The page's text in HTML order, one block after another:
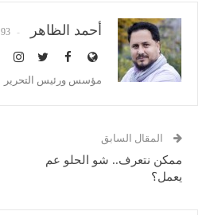
أحمد الظاهر 93 المقالات
مؤسس ورئيس التحرير
المقال السابق
ممكن نتعرف.. شو الحلو عم
يعمل؟